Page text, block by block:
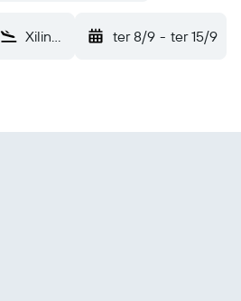
Xilinhot (XIL) ter 8/9 - ter 15/9